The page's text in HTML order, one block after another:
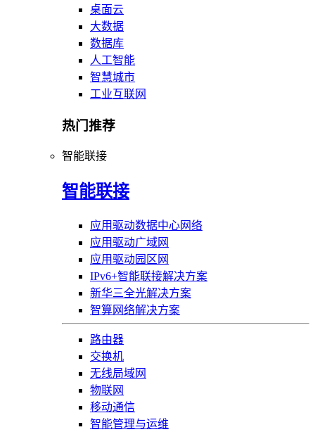
桌面云
大数据
数据库
人工智能
智慧城市
工业互联网
热门推荐
智能联接
智能联接
应用驱动数据中心网络
应用驱动广域网
应用驱动园区网
IPv6+智能联接解决方案
新华三全光解决方案
智算网络解决方案
路由器
交换机
无线局域网
物联网
移动通信
智能管理与运维